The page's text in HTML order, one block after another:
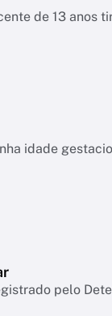
de 13 anos
idade
pelo